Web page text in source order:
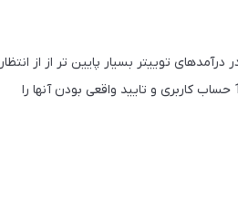
توییتر بسیار پایین تر از از انتظار
ایلان ماسک است. وی در توئیت اخیر خود اعلام کرد در صورتی که توییتر روش نمونه برداری 100 حساب کاربری و تایید واقعی بودن آنها را